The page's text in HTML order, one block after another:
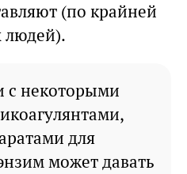
(по крайней
людей).
с некоторыми
для
может давать